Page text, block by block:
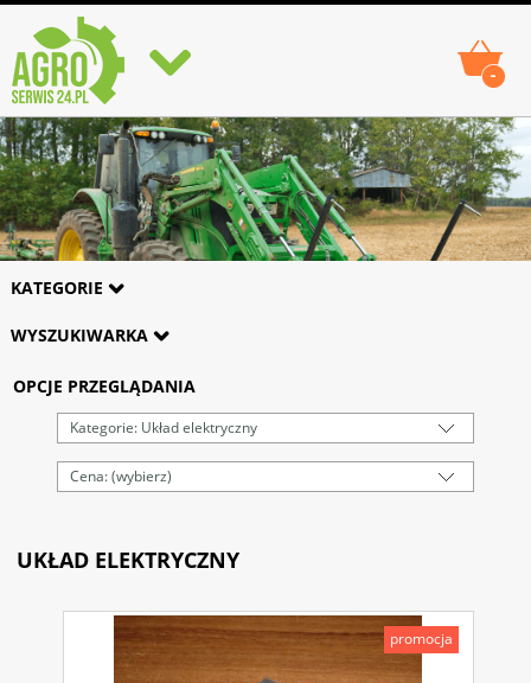
-
KATEGORIE
WYSZUKIWARKA
OPCJE PRZEGLĄDANIA
Kategorie: Układ elektryczny
Cena: (wybierz)
UKŁAD ELEKTRYCZNY
promocja